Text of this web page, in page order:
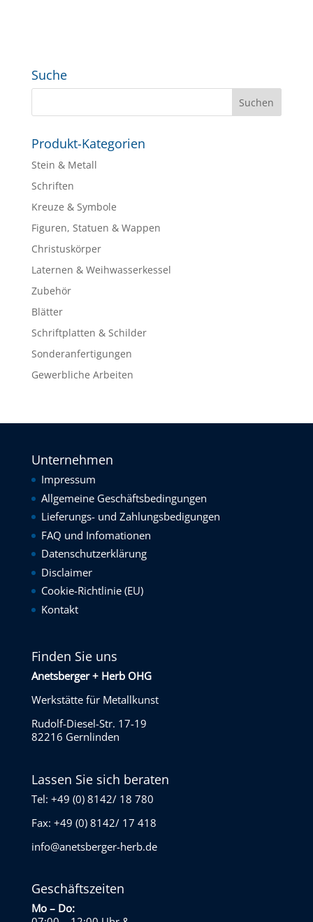
Suche
Produkt-Kategorien
Stein & Metall
Schriften
Kreuze & Symbole
Figuren, Statuen & Wappen
Christuskörper
Laternen & Weihwasserkessel
Zubehör
Blätter
Schriftplatten & Schilder
Sonderanfertigungen
Gewerbliche Arbeiten
Unternehmen
Impressum
Allgemeine Geschäftsbedingungen
Lieferungs- und Zahlungsbedigungen
FAQ und Infomationen
Datenschutzerklärung
Disclaimer
Cookie-Richtlinie (EU)
Kontakt
Finden Sie uns
Anetsberger + Herb OHG
Werkstätte für Metallkunst
Rudolf-Diesel-Str. 17-19
82216 Gernlinden
Lassen Sie sich beraten
Tel: +49 (0) 8142/ 18 780
Fax: +49 (0) 8142/ 17 418
info@anetsberger-herb.de
Geschäftszeiten
Mo – Do: